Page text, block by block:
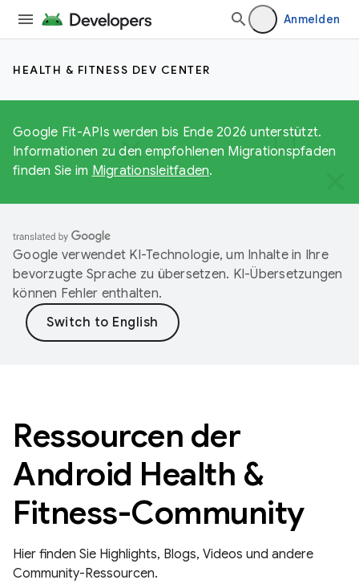
Anmelden
HEALTH & FITNESS DEV CENTER
Google Fit-APIs werden bis Ende 2026 unterstützt.
Informationen zu den empfohlenen Migrationspfaden
finden Sie im Migrationsleitfaden.
Google verwendet KI-Technologie, um Inhalte in Ihre
bevorzugte Sprache zu übersetzen. KI-Übersetzungen
können Fehler enthalten.
Ressourcen der
Android Health &
Fitness-Community
Hier finden Sie Highlights, Blogs, Videos und andere
Community-Ressourcen.